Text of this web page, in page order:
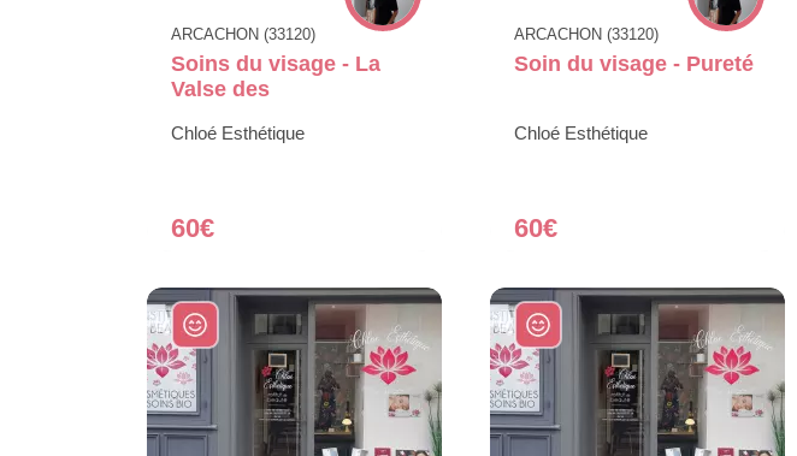
ARCACHON (33120)
Soins du visage - La
Valse des
Chloé Esthétique
60€
ARCACHON (33120)
Soin du visage - Pureté
Chloé Esthétique
60€